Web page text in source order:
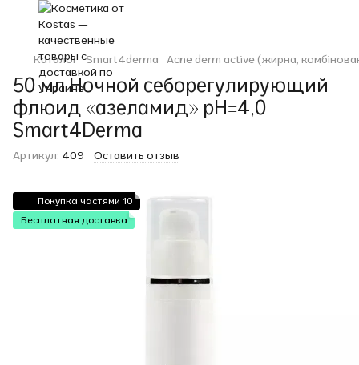
Каталог Smart4derma Acne derm active (жирна,
50 мл Ночной себорегулирующий
флюид «азеламид» рН=4,0
Smart4Derma
Артикул: 409 Оставить отзыв
Покупка частями 10
Бесплатная доставка